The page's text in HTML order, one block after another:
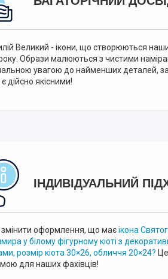
Великий - ікони, що створюються
Образи малюються з чистими
увагою до найменших деталей,
дійсно якісними!
ІНДИВІДУАЛЬНИЙ
змінити оформлення, що маєікона
у білому фігурному кіоті з
розмір кіота 30×26, обличчя 20×24?
для наших фахівців!